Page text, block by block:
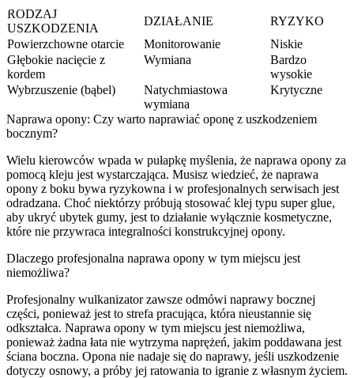
RODZAJ
USZKODZENIA
DZIAŁANIE
RYZYKO
Powierzchowne otarcie
Monitorowanie
Niskie
Głębokie nacięcie z
kordem
Wymiana
Bardzo
wysokie
Wybrzuszenie (bąbel)
Natychmiastowa
wymiana
Krytyczne
Naprawa opony: Czy warto naprawiać oponę z uszkodzeniem
bocznym?
Wielu kierowców wpada w pułapkę myślenia, że naprawa opony za
pomocą kleju jest wystarczająca. Musisz wiedzieć, że naprawa
opony z boku bywa ryzykowna i w profesjonalnych serwisach jest
odradzana. Choć niektórzy próbują stosować klej typu super glue,
aby ukryć ubytek gumy, jest to działanie wyłącznie kosmetyczne,
które nie przywraca integralności konstrukcyjnej opony.
Dlaczego profesjonalna naprawa opony w tym miejscu jest
niemożliwa?
Profesjonalny wulkanizator zawsze odmówi naprawy bocznej
części, ponieważ jest to strefa pracująca, która nieustannie się
odkształca. Naprawa opony w tym miejscu jest niemożliwa,
ponieważ żadna łata nie wytrzyma naprężeń, jakim poddawana jest
ściana boczna. Opona nie nadaje się do naprawy, jeśli uszkodzenie
dotyczy osnowy, a próby jej ratowania to igranie z własnym życiem.